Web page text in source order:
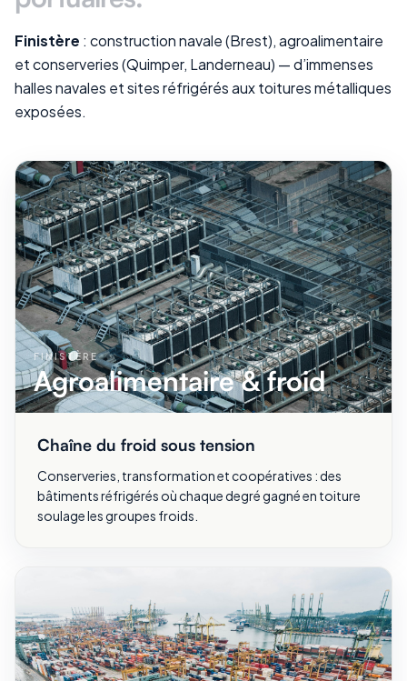
Finistère : construction navale (Brest), agroalimentaire
et conserveries (Quimper, Landerneau) — d’immenses
halles navales et sites réfrigérés aux toitures métalliques
exposées.
FINISTÈRE
Agroalimentaire & froid
Chaîne du froid sous tension
Conserveries, transformation et coopératives : des
bâtiments réfrigérés où chaque degré gagné en toiture
soulage les groupes froids.